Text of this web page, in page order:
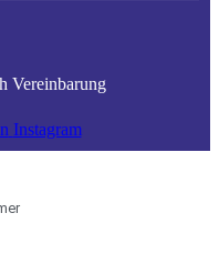
Vereinbarung
Instagram